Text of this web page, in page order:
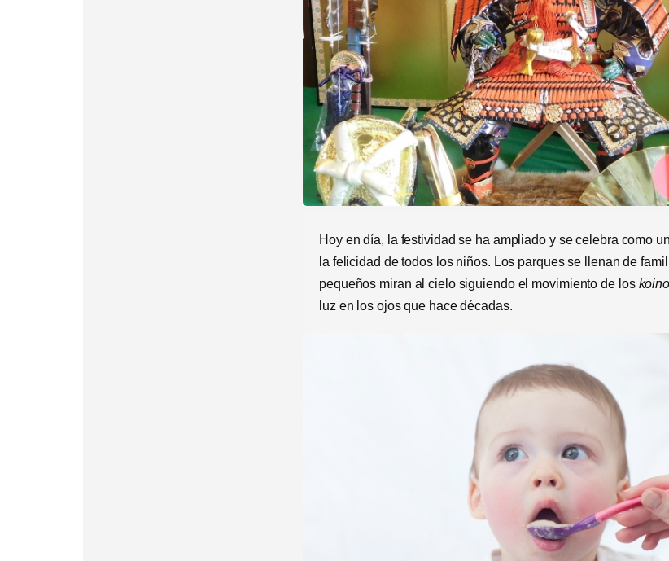
Hoy en día, la festividad se ha ampliado y se celebra como
la felicidad de todos los niños. Los parques se llenan de
pequeños miran al cielo siguiendo el movimiento de los
luz en los ojos que hace décadas.